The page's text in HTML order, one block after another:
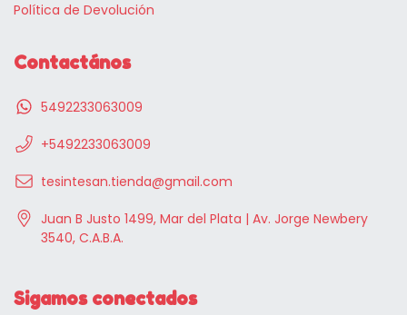
Política de Devolución
Contactános
5492233063009
+5492233063009
tesintesan.tienda@gmail.com
Juan B Justo 1499, Mar del Plata | Av. Jorge Newbery
3540, C.A.B.A.
Sigamos conectados